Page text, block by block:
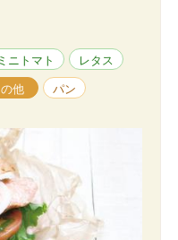
ニトマト レタス
他 パン